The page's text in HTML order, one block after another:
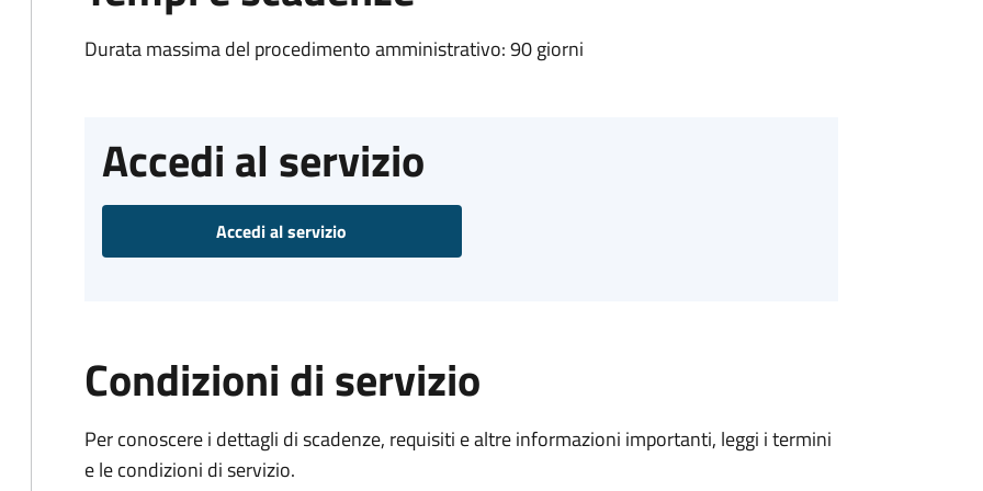
Durata massima del procedimento amministrativo: 90 giorni
Accedi al servizio
Accedi al servizio
Condizioni di servizio
Per conoscere i dettagli di scadenze, requisiti e altre informazioni importanti, leggi i termini
e le condizioni di servizio.